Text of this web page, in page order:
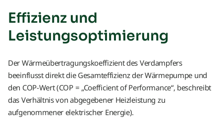
Effizienz und
Leistungsoptimierung
Der Wärmeübertragungskoeffizient des Verdampfers
beeinflusst direkt die Gesamteffizienz der Wärmepumpe und
den COP-Wert (COP = „Coefficient of Performance“, beschreibt
das Verhältnis von abgegebener Heizleistung zu
aufgenommener elektrischer Energie).